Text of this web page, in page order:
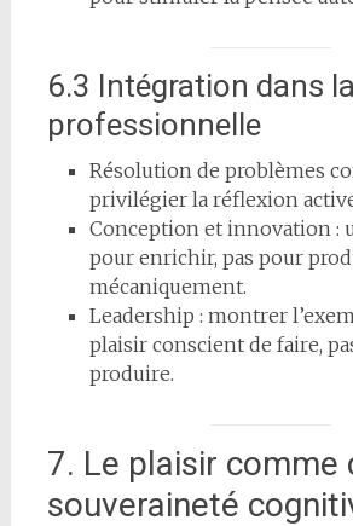
6.3 Intégration dans
professionnelle
Résolution de problèmes
privilégier la réflexion
Conception et innovation :
pour enrichir, pas pour
mécaniquement.
Leadership : montrer
plaisir conscient de faire,
produire.
7. Le plaisir comme
souveraineté